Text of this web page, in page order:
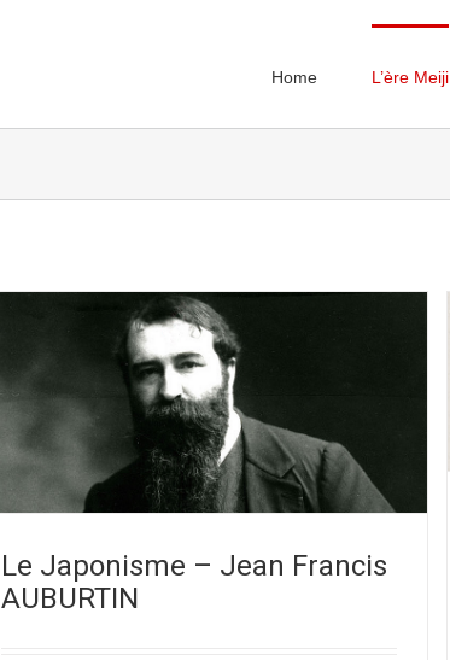
Home L’ère Meiji
Le Japonisme – Jean Francis
AUBURTIN
La gastronomie: une véritable passion partagée
Relations franco-japonaises